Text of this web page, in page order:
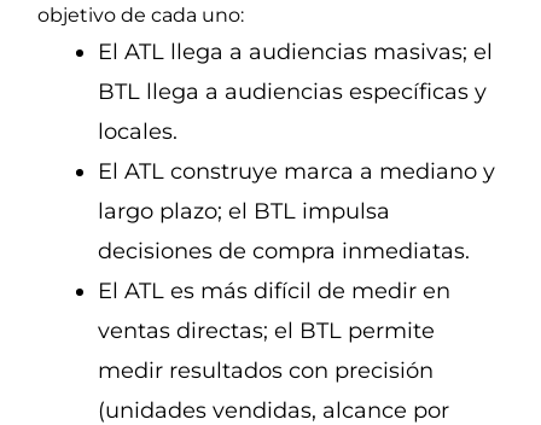
objetivo de cada uno:
El ATL llega a audiencias masivas; el
BTL llega a audiencias específicas y
locales.
El ATL construye marca a mediano y
largo plazo; el BTL impulsa
decisiones de compra inmediatas.
El ATL es más difícil de medir en
ventas directas; el BTL permite
medir resultados con precisión
(unidades vendidas, alcance por